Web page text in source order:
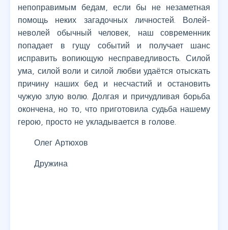
непоправимым бедам, если бы не незаметная
помощь неких загадочных личностей. Волей-
неволей обычный человек, наш современник
попадает в гущу событий и получает шанс
исправить вопиющую несправедливость. Силой
ума, силой воли и силой любви удаётся отыскать
причину наших бед и несчастий и остановить
чужую злую волю. Долгая и причудливая борьба
окончена, но то, что приготовила судьба нашему
герою, просто не укладывается в голове.
Олег Артюхов
Дружина